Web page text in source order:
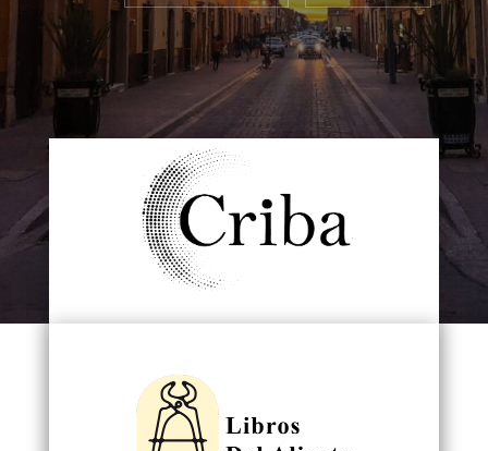
publicaciones y diversas actividades
culturales que aborden temas actuales,
nacionales e internacionales relacionados